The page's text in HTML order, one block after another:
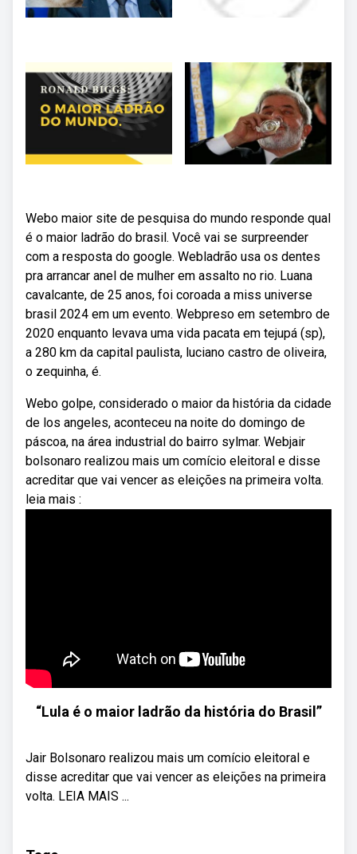
Webo maior site de pesquisa do mundo responde qual
é o maior ladrão do brasil. Você vai se surpreender
com a resposta do google. Webladrão usa os dentes
pra arrancar anel de mulher em assalto no rio. Luana
cavalcante, de 25 anos, foi coroada a miss universe
brasil 2024 em um evento. Webpreso em setembro de
2020 enquanto levava uma vida pacata em tejupá (sp),
a 280 km da capital paulista, luciano castro de oliveira,
o zequinha, é.
Webo golpe, considerado o maior da história da cidade
de los angeles, aconteceu na noite do domingo de
páscoa, na área industrial do bairro sylmar. Webjair
bolsonaro realizou mais um comício eleitoral e disse
acreditar que vai vencer as eleições na primeira volta.
leia mais :
“Lula é o maior ladrão da história do Brasil”
Jair Bolsonaro realizou mais um comício eleitoral e
disse acreditar que vai vencer as eleições na primeira
volta. LEIA MAIS ...